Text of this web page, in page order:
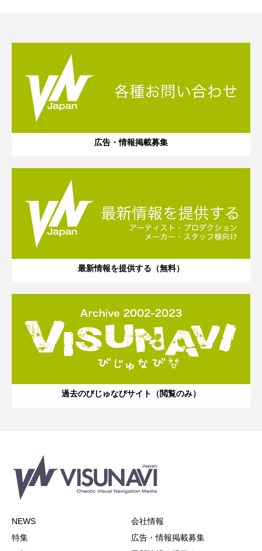
広告・情報掲載募集
最新情報を提供する（無料）
過去のびじゅなびサイト（閲覧のみ）
NEWS
特集
会社情報
広告・情報掲載募集